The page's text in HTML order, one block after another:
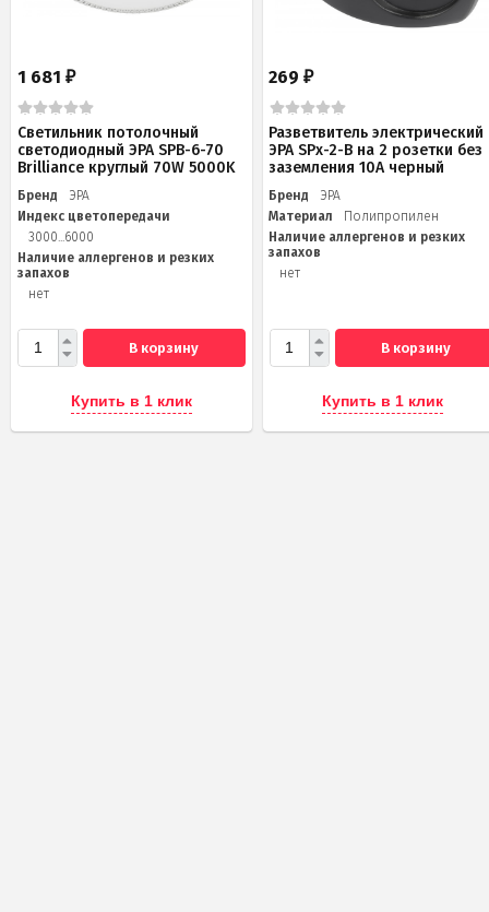
1 681 ₽
Светильник потолочный
светодиодный ЭРА SPB-6-70
Brilliance круглый 70W 5000K
Бренд
ЭРА
Индекс цветопередачи
3000...6000
Наличие аллергенов и резких
запахов
нет
В корзину
Купить в 1 клик
269₽
Разветвитель электрический
ЭРА SPx-2-B на 2 розетки без
заземления 10А черный
Бренд
ЭРА
Материал
Полипропилен
Наличие аллергенов и резких
запахов
нет
В корзину
Купить в 1 клик